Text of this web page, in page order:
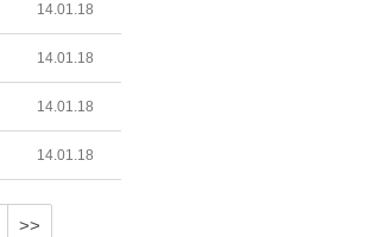
14.01.18
14.01.18
14.01.18
14.01.18
>>